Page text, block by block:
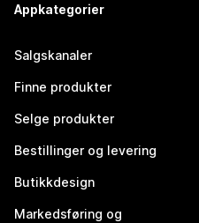
Appkategorier
Salgskanaler
Finne produkter
Selge produkter
Bestillinger og levering
Butikkdesign
Markedsføring og